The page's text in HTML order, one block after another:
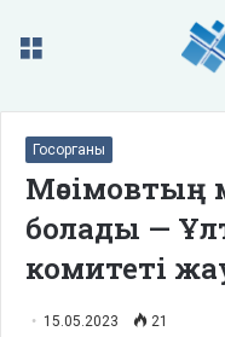
Меню
Госорганы
Мәсімовтың
болады —
комитеті
15.05.2023 21